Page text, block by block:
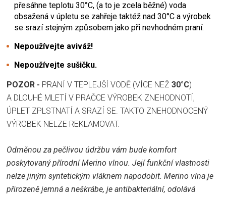
přesáhne teplotu 30°C, (a to je zcela běžné) voda
obsažená v úpletu se zahřeje taktéž nad 30°C a výrobek
se srazí stejným způsobem jako při nevhodném praní.
Nepoužívejte aviváž!
Nepoužívejte sušičku.
POZOR - PRANÍ V TEPLEJŠÍ VODĚ (VÍCE NEŽ 30°C)
A DLOUHÉ MLETÍ V PRAČCE VÝROBEK ZNEHODNOTÍ,
ÚPLET ZPLSTNATÍ A SRAZÍ SE. TAKTO ZNEHODNOCENÝ
VÝROBEK NELZE REKLAMOVAT.
Odměnou za pečlivou údržbu vám bude komfort
poskytovaný přírodní Merino vlnou. Její funkční vlastnosti
nelze jiným syntetickým vláknem napodobit. Merino vlna je
přirozeně jemná a neškrábe, je antibakteriální, odolává